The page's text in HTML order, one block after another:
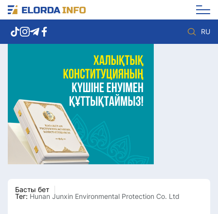
RU
Елорда жаңалықтары
Көзқарас
Саясат
Видео
Әлеумет
Экономика
Спорт
Мәдениет
Басты бет
Тег: Hunan Junxin Environmental Protection Co. Ltd